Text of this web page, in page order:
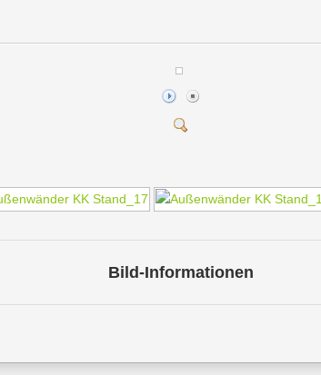
Bild-Informationen